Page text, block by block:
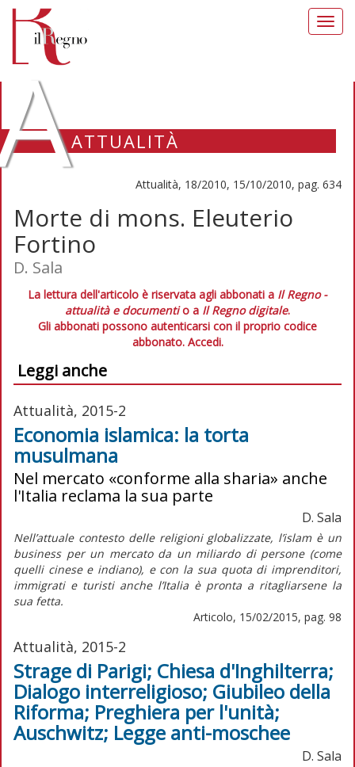
ATTUALITÀ
Attualità, 18/2010, 15/10/2010, pag. 634
Morte di mons. Eleuterio
Fortino
D. Sala
La lettura dell'articolo è riservata agli abbonati a Il Regno -
attualità e documentio a Il Regno digitale.
Gli abbonati possono autenticarsi con il proprio codice
abbonato. Accedi.
Leggi anche
Attualità, 2015-2
Economia islamica: la torta
musulmana
Nel mercato «conforme alla sharia» anche
l'Italia reclama la sua parte
D. Sala
Nell’attuale contesto delle religioni globalizzate, l’islam è un
business per un mercato da un miliardo di persone (come
quelli cinese e indiano), e con la sua quota di imprenditori,
immigrati e turisti anche l’Italia è pronta a ritagliarsene la
sua fetta.
Articolo, 15/02/2015, pag. 98
Attualità, 2015-2
Strage di Parigi; Chiesa d'Inghilterra;
Dialogo interreligioso; Giubileo della
Riforma; Preghiera per l'unità;
Auschwitz; Legge anti-moschee
D. Sala